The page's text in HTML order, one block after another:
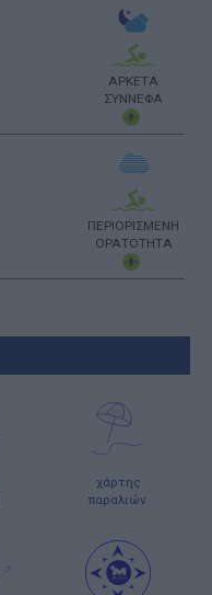
ΑΡΚΕΤΑ
ΣΥΝΝΕΦΑ
ΠΕΡΙΟΡΙΣΜΕΝΗ
ΟΡΑΤΟΤΗΤΑ
χάρτης
παραλιών